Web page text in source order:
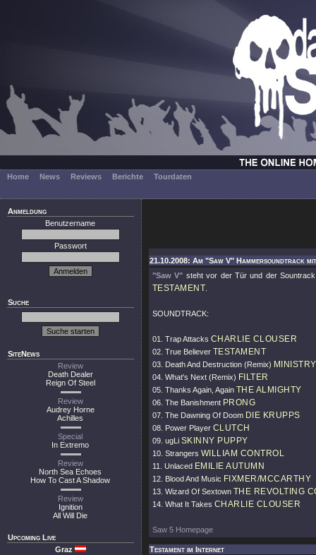
Home News Reviews Berichte Tourdaten
Anmeldung
Benutzername
Passwort
Suche
SiteNews
Review
Death Dealer
Reign Of Steel
Review
Audrey Horne
Achilles
Special
In Extremo
Review
North Sea Echoes
How To Cast A Shadow
Review
Ignition
All Will Die
Upcoming Live
Graz
21.10.2008: Am "Saw V" Hammersoundtrack
"Saw V" steht vor der Tür und der
TESTAMENT
SOUNDTRACK:
01. Trap Attacks CHARLIE CLOUSER
02. True Believer TESTAMENT
03. Death And Destruction (Remix) MINISTRY
04. What's Next (Remix) FILTER
05. Thanks Again, Again THE ALMIGHTY
06. The Banishment PRONG
07. The Dawning Of Doom DIE KRUPPS
08. Power Player CLUTCH
09. ugLi SKINNY PUPPY
10. Strangers WILLIAM CONTROL
11. Unlaced EMILIE AUTUMN
12. Blood And Music FIXMER/MCCARTHY
13. Wizard Of Sextown THE REVOLTING
14. What It Takes CHARLIE CLOUSER
Saw 5 Homepage
Testament im Internet